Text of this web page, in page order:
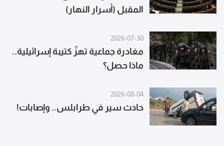
المقبل (أسرار النهار)
2026-07-30
مغادرة جماعية تهزّ كتيبة إسرائيلية..
ماذا حصل؟
2026-08-04
حادث سير في طرابلس.. وإصابات!